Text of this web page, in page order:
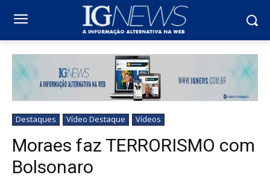
Destaques Vídeo Destaque Vídeos
Moraes faz TERRORISMO com
Bolsonaro